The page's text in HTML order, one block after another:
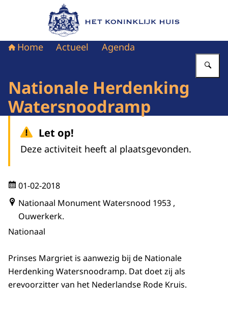
Naar de homepage van Het Koninklijk Huis
Home Actueel Agenda
Nationale Herdenking
Watersnoodramp
Let op!
Deze activiteit heeft al plaatsgevonden.
01-02-2018
Nationaal Monument Watersnood 1953 ,
Ouwerkerk.
Nationaal
Prinses Margriet is aanwezig bij de Nationale
Herdenking Watersnoodramp. Dat doet zij als
erevoorzitter van het Nederlandse Rode Kruis.